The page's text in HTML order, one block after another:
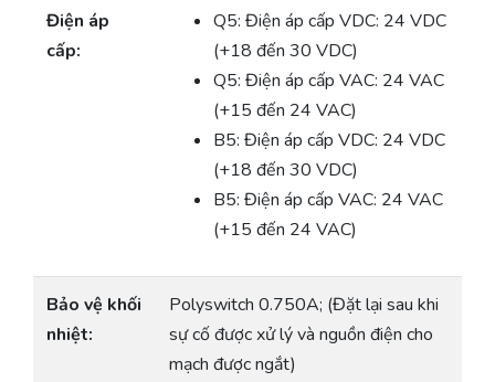
Điện áp
cấp:
Q5: Điện áp cấp VDC: 24 VDC
(+18 đến 30 VDC)
Q5: Điện áp cấp VAC: 24 VAC
(+15 đến 24 VAC)
B5: Điện áp cấp VDC: 24 VDC
(+18 đến 30 VDC)
B5: Điện áp cấp VAC: 24 VAC
(+15 đến 24 VAC)
Bảo vệ khối
nhiệt:
Polyswitch 0.750A; (Đặt lại sau khi
sự cố được xử lý và nguồn điện cho
mạch được ngắt)